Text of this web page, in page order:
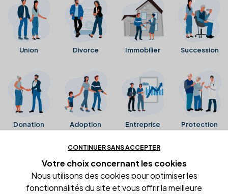
Union Divorce Immobilier Succession
Donation Adoption Entreprise Protection
Ces avis proviennent directement de la fiche Google
Business de l'office notarial. Ils n'ont ni été collectés ni
été vérifiés par Alexia.fr.
CONTINUER SANS ACCEPTER
Votre choix concernant les cookies
Nous utilisons des cookies pour optimiser les
fonctionnalités du site et vous offrir la meilleure